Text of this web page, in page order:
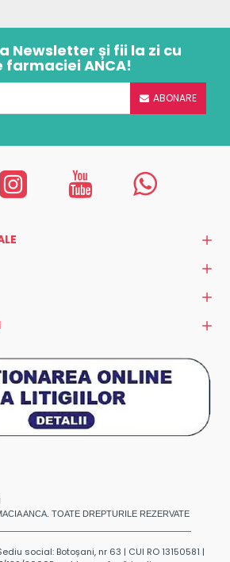
Newsletter și fii la zi cu
ANCA!
ABONARE
ANCA. TOATE DREPTURILE REZERVATE
social: Botoșani, nr 63 | CUI RO 13150581 |